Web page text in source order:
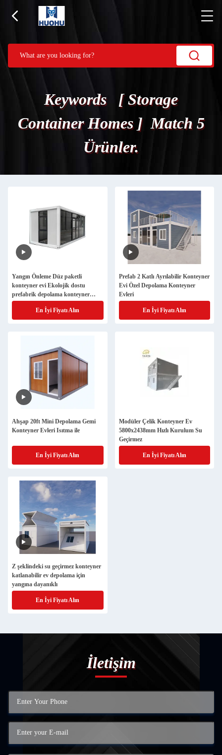
Keywords [ Storage
Container Homes ] Match 5
Ürünler.
Yangın Önleme Düz paketli
konteyner evi Ekolojik dostu
prefabrik depolama konteyner
evleri
En İyi Fiyatı Alın
Prefab 2 Katlı Ayrılabilir Konteyner
Evi Özel Depolama Konteyner
Evleri
En İyi Fiyatı Alın
Ahşap 20ft Mini Depolama Gemi
Konteyner Evleri Isıtma ile
En İyi Fiyatı Alın
Modüler Çelik Konteyner Ev
5800x2438mm Hızlı Kurulum Su
Geçirmez
En İyi Fiyatı Alın
Z şeklindeki su geçirmez konteyner
katlanabilir ev depolama için
yangına dayanıklı
En İyi Fiyatı Alın
İletişim